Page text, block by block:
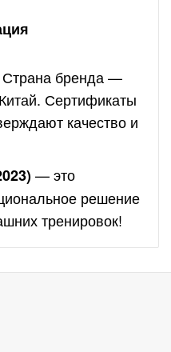
бренда —
Сертификаты
качество и
— это
решение
тренировок!